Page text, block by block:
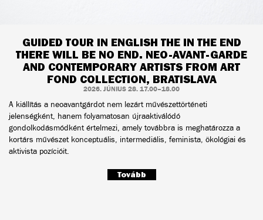
GUIDED TOUR IN ENGLISH THE IN THE END
THERE WILL BE NO END. NEO-AVANT-GARDE
AND CONTEMPORARY ARTISTS FROM ART
FOND COLLECTION, BRATISLAVA
2026. JÚNIUS 28. 17.00–18.00
A kiállítás a neoavantgárdot nem lezárt művészettörténeti
jelenségként, hanem folyamatosan újraaktiválódó
gondolkodásmódként értelmezi, amely továbbra is meghatározza a
kortárs művészet konceptuális, intermediális, feminista, ökológiai és
aktivista pozícióit.
Tovább